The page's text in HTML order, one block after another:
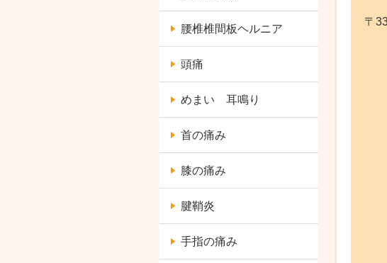
〒
腰椎椎間板ヘルニア
頭痛
めまい 耳鳴り
首の痛み
膝の痛み
腱鞘炎
手指の痛み